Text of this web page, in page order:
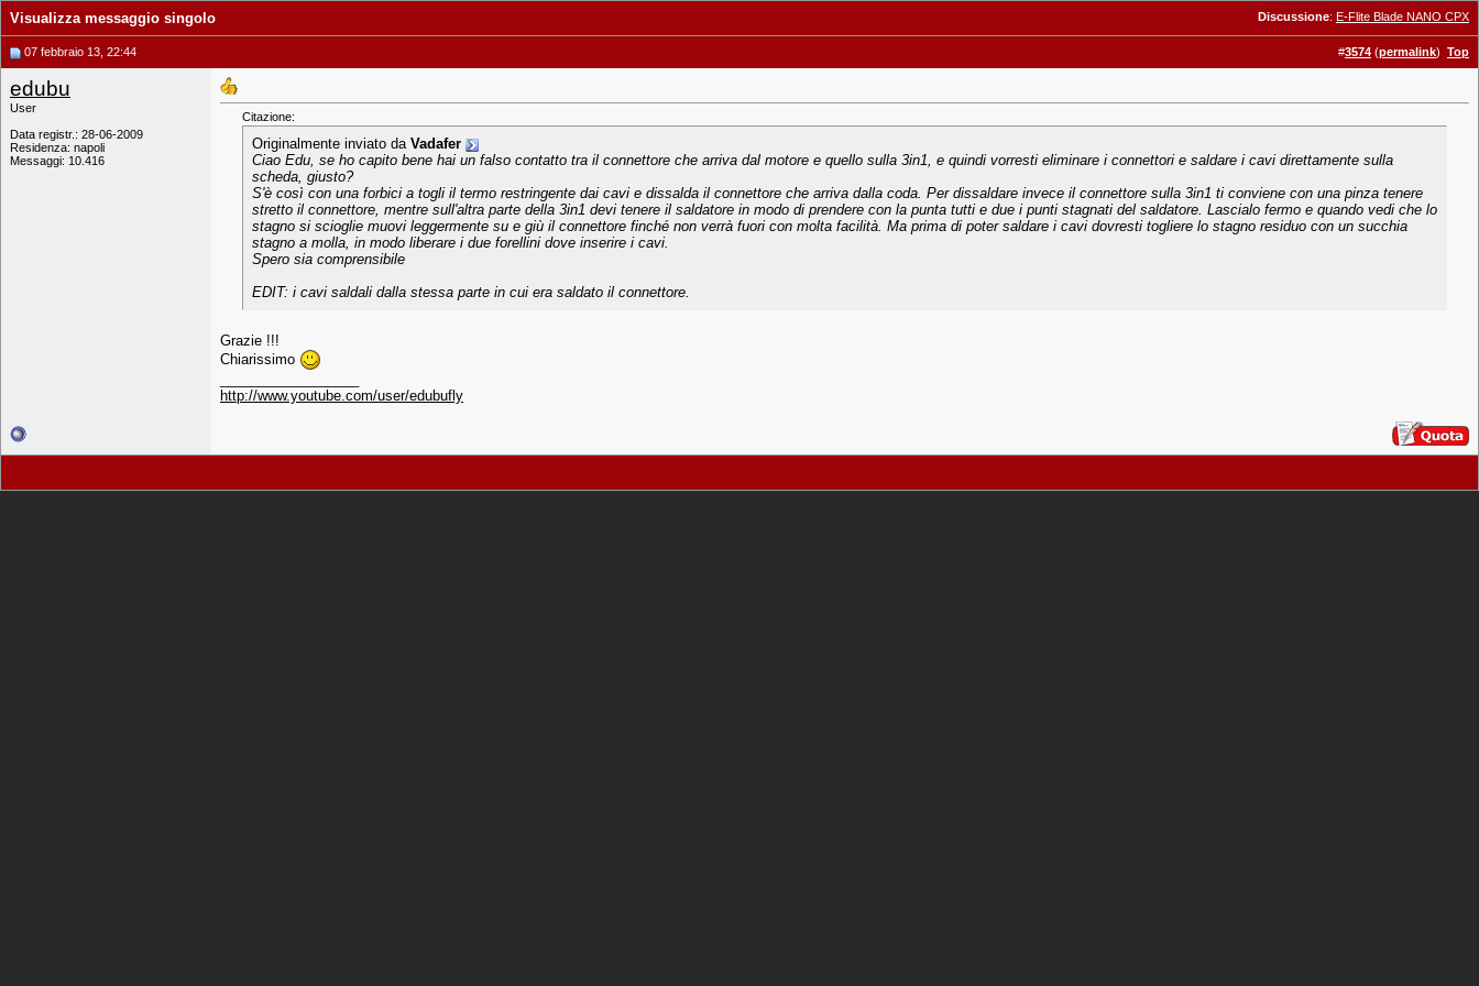
Discussione: E-Flite Blade NANO CPX
Visualizza messaggio singolo
07 febbraio 13, 22:44 #3574 (permalink) Top
edubu
User
Data registr.: 28-06-2009
Residenza: napoli
Messaggi: 10.416
Citazione:
Originalmente inviato da Vadafer
Ciao Edu, se ho capito bene hai un falso contatto tra il connettore che arriva dal motore e quello sulla 3in1, e quindi vorresti eliminare i connettori e saldare i cavi direttamente sulla
scheda, giusto?
S'è così con una forbici a togli il termo restringente dai cavi e dissalda il connettore che arriva dalla coda. Per dissaldare invece il connettore sulla 3in1 ti conviene con una pinza tenere
stretto il connettore, mentre sull'altra parte della 3in1 devi tenere il saldatore in modo di prendere con la punta tutti e due i punti stagnati del saldatore. Lascialo fermo e quando vedi che lo
stagno si scioglie muovi leggermente su e giù il connettore finché non verrà fuori con molta facilità. Ma prima di poter saldare i cavi dovresti togliere lo stagno residuo con un succhia
stagno a molla, in modo liberare i due forellini dove inserire i cavi.
Spero sia comprensibile
EDIT: i cavi saldali dalla stessa parte in cui era saldato il connettore.
Grazie !!!
Chiarissimo
http://www.youtube.com/user/edubufly